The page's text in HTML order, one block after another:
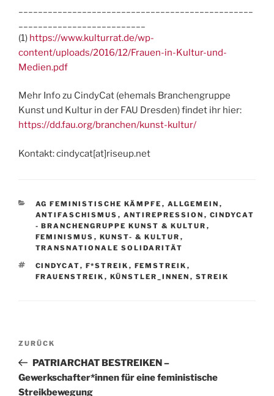
(1) https://www.kulturrat.de/wp-
content/uploads/2016/12/Frauen-in-Kultur-und-
Medien.pdf
Mehr Info zu CindyCat (ehemals Branchengruppe
Kunst und Kultur in der FAU Dresden) findet ihr hier:
https://dd.fau.org/branchen/kunst-kultur/
Kontakt: cindycat[at]riseup.net
KATEGORIEN
AG FEMINISTISCHE KÄMPFE , ALLGEMEIN ,
ANTIFASCHISMUS , ANTIREPRESSION , CINDYCAT
- BRANCHENGRUPPE KUNST & KULTUR ,
FEMINISMUS , KUNST- & KULTUR ,
TRANSNATIONALE SOLIDARITÄT
SCHLAGWÖRTER
CINDYCAT, F*STREIK , FEMSTREIK ,
FRAUENSTREIK , KÜNSTLER_INNEN , STREIK
Beitragsnavigation
Vorheriger
Beitrag
ZURÜCK
PATRIARCHAT BESTREIKEN –
Gewerkschafter*innen für eine feministische
Streikbewegung